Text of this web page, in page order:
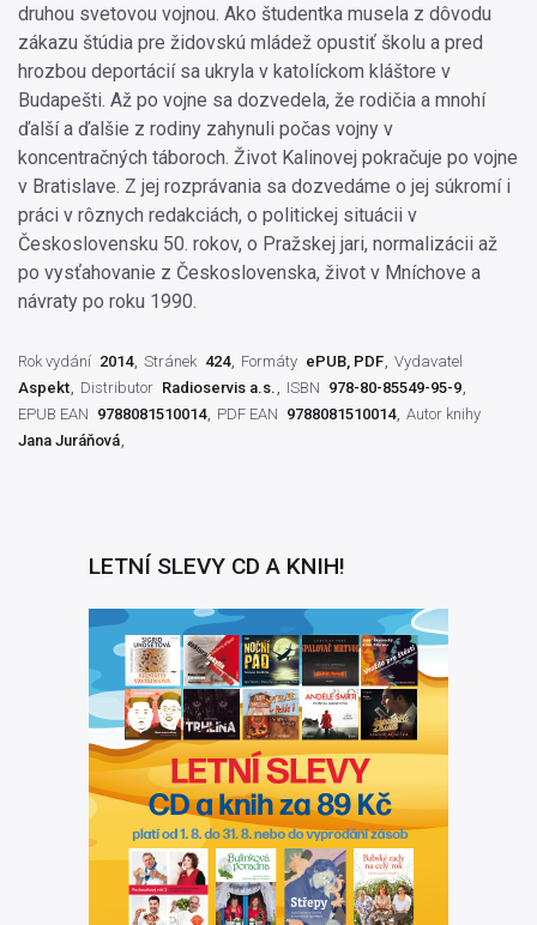
druhou svetovou vojnou. Ako študentka musela z dôvodu
zákazu štúdia pre židovskú mládež opustiť školu a pred
hrozbou deportácií sa ukryla v katolíckom kláštore v
Budapešti. Až po vojne sa dozvedela, že rodičia a mnohí
ďalší a ďalšie z rodiny zahynuli počas vojny v
koncentračných táboroch. Život Kalinovej pokračuje po vojne
v Bratislave. Z jej rozprávania sa dozvedáme o jej súkromí i
práci v rôznych redakciách, o politickej situácii v
Československu 50. rokov, o Pražskej jari, normalizácii až
po vysťahovanie z Československa, život v Mníchove a
návraty po roku 1990.
Rok vydání 2014 Stránek 424 Formáty ePUB, PDF Vydavatel
Aspekt
Distributor Radioservis a.s. ISBN 978-80-85549-95-9
EPUB EAN 9788081510014 PDF EAN 9788081510014 Autor knihy
Jana Juráňová
LETNÍ SLEVY CD A KNIH!